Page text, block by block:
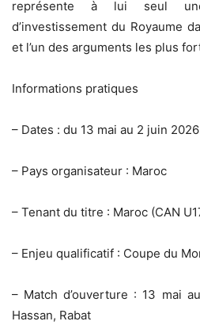
représente à lui seul
d’investissement du Royaume
et l’un des arguments les plus
Informations pratiques
– Dates : du 13 mai au 2 juin 2026
– Pays organisateur : Maroc
– Tenant du titre : Maroc (CAN
– Enjeu qualificatif : Coupe du
– Match d’ouverture : 13 mai
Hassan, Rabat